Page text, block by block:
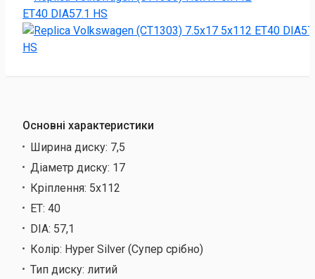
Основні характеристики
Ширина диску: 7,5
Діаметр диску: 17
Кріплення: 5х112
ET: 40
DIA: 57,1
Колір: Hyper Silver (Супер срібно)
Тип диску: литий